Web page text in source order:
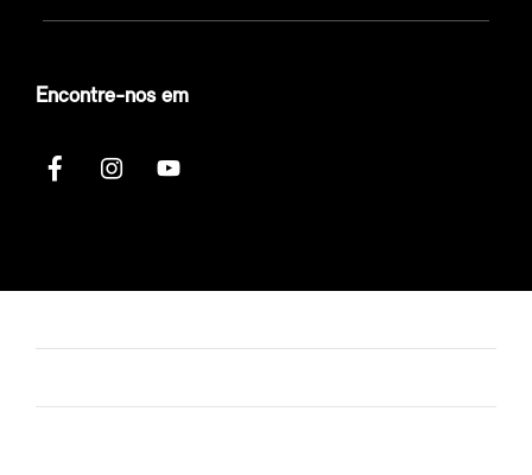
Encontre-nos em